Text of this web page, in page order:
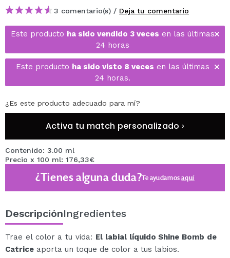
3 comentario(s) / Deja tu comentario
Este producto ha sido vendido 3 veces en las últimas
24 horas
Este producto ha sido visto 8 veces en las últimas
24 horas.
¿Es este producto adecuado para mí?
Activa tu match personalizado ›
Contenido: 3.00 ml
Precio x 100 ml: 176,33€
¿Tienes alguna duda?Te ayudamosaquí
DescripciónIngredientes
Trae el color a tu vida: El labial líquido Shine Bomb de
Catrice aporta un toque de color a tus labios.